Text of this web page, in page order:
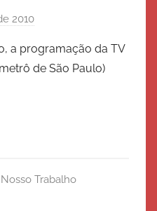
2010
r
E
t
a programação da TV
de São Paulo)
Nosso Trabalho